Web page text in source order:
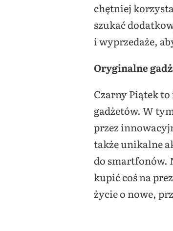
chętniej
szukać
i wyprzedaże,
Oryginalne
Czarny Piątek
gadżetów. W
przez
także unikalne
do smartfonów.
kupić coś na
życie o nowe,